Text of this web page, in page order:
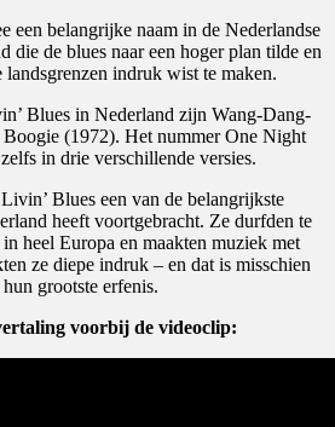
een belangrijke naam in de Nederlandse
die de blues naar een hoger plan tilde en
indruk wist te maken.
Blues in Nederland zijn Wang-Dang-
(1972). Het nummer One Night
in drie verschillende versies.
Blues een van de belangrijkste
heeft voortgebracht. Ze durfden te
heel Europa en maakten muziek met
ze diepe indruk – en dat is misschien
grootste erfenis.
voorbij de videoclip: